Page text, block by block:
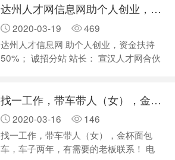
达州人才网信息网助个人创业，资金扶持50%
2020-03-19
469
达州人才信息网 助个人创业，资金扶持
50%； 诚招分站 站长： 宣汉人才网合伙
方门户站！ 包括抖音、快手、陌陌、微
营销官方号！ 每月扶持广告印刷传单1万
份！ 全程技术支持，资金支持，广告支
持，创业扶持！ 预计估值年纯利润收
入…
找一工作，带车带人（女），金杯面包车，车子两年，有需要的老板联系
2020-03-16
146
找一工作，带车带人（女），金杯面包
车，车子两年，有需要的老板联系！ 电